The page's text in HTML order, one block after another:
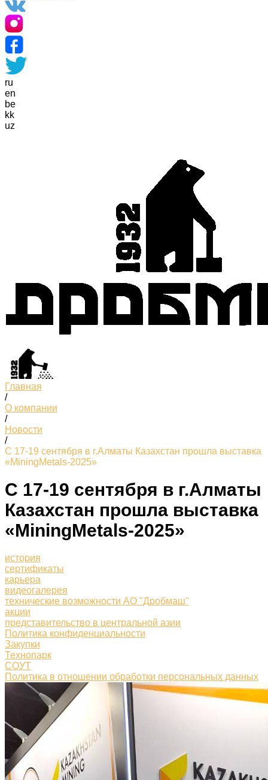
ru
en
be
kk
uz
Главная
/
О компании
/
Новости
/
С 17-19 сентября в г.Алматы Казахстан прошла выставка
«MiningMetals-2025»
С 17-19 сентября в г.Алматы
Казахстан прошла выставка
«MiningMetals-2025»
история
сертификаты
карьера
видеогалерея
технические возможности АО "Дробмаш"
акции
представительство в центральной азии
Политика конфиденциальности
Закупки
Технопарк
СОУТ
Политика в отношении обработки персональных данных